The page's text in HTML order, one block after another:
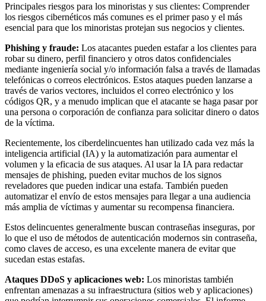
Principales riesgos para los minoristas y sus clientes: Comprender
los riesgos cibernéticos más comunes es el primer paso y el más
esencial para que los minoristas protejan sus negocios y clientes.
Phishing y fraude: Los atacantes pueden estafar a los clientes para
robar su dinero, perfil financiero y otros datos confidenciales
mediante ingeniería social y/o información falsa a través de llamadas
telefónicas o correos electrónicos. Estos ataques pueden lanzarse a
través de varios vectores, incluidos el correo electrónico y los
códigos QR, y a menudo implican que el atacante se haga pasar por
una persona o corporación de confianza para solicitar dinero o datos
de la víctima.
Recientemente, los ciberdelincuentes han utilizado cada vez más la
inteligencia artificial (IA) y la automatización para aumentar el
volumen y la eficacia de sus ataques. Al usar la IA para redactar
mensajes de phishing, pueden evitar muchos de los signos
reveladores que pueden indicar una estafa. También pueden
automatizar el envío de estos mensajes para llegar a una audiencia
más amplia de víctimas y aumentar su recompensa financiera.
Estos delincuentes generalmente buscan contraseñas inseguras, por
lo que el uso de métodos de autenticación modernos sin contraseña,
como claves de acceso, es una excelente manera de evitar que
sucedan estas estafas.
Ataques DDoS y aplicaciones web: Los minoristas también
enfrentan amenazas a su infraestructura (sitios web y aplicaciones)